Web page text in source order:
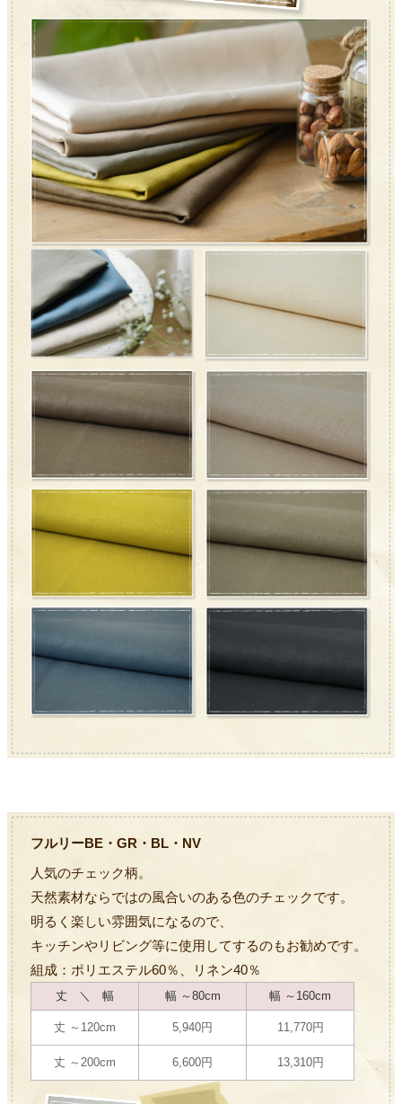
フルリーBE・GR・BL・NV
人気のチェック柄。
天然素材ならではの風合いのある色のチェックです。
明るく楽しい雰囲気になるので、
キッチンやリビング等に使用してするのもお勧めです。
組成：ポリエステル60％、リネン40％
丈 ＼ 幅 幅 ～80cm 幅 ～160cm
丈 ～120cm 5,940円 11,770円
丈 ～200cm 6,600円 13,310円